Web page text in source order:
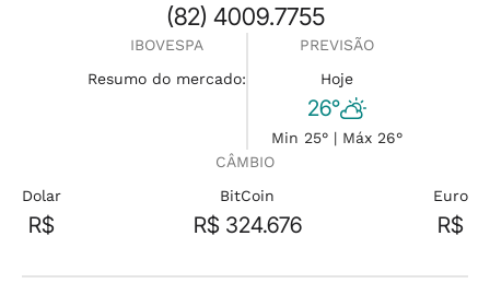
(82) 4009.7755
IBOVESPA
Resumo do mercado:
PREVISÃO
Hoje
26°
Min 25° | Máx 26°
CÂMBIO
Dolar
R$
BitCoin
R$ 324.676
Euro
R$